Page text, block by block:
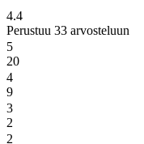
4.4
Perustuu 33 arvosteluun
5
20
4
9
3
2
2